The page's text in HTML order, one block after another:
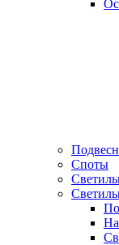
Споты